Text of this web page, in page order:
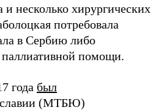
несколько хирургических
потребовала
в Сербию либо
помощи.
года был
(МТБЮ)